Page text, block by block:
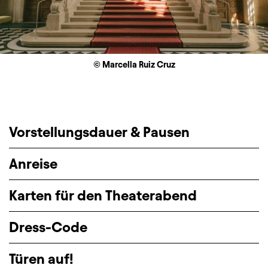
© Marcella Ruiz Cruz
Vorstellungsdauer & Pausen
Anreise
Karten für den Theaterabend
Dress-Code
Türen auf!